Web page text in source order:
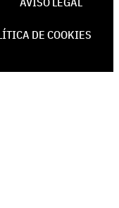
DE COOKIES